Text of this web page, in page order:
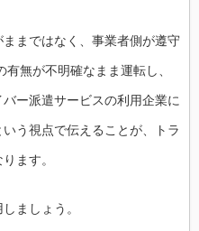
まではなく、事業者側が遵守
無が不明確なまま運転し、
ー派遣サービスの利用企業に
う視点で伝えることが、トラ
ます。
ましょう。